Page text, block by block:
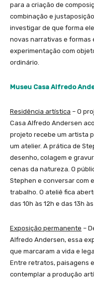
para a criação de
combinação e
investigar de que forma
novas narrativas e formas
experimentação com
ordinário.
Museu Casa Alfredo
Residência artística – O
Casa Alfredo Andersen
projeto recebe um artista
um atelier. A prática de
desenho, colagem e
cenas da natureza. O
Stephen e conversar com
trabalho. O ateliê fica
das 10h às 12h e das 13h às
Exposição permanente –
Alfredo Andersen, essa
que marcaram a vida e
Entre retratos, paisagens
contemplar a produção